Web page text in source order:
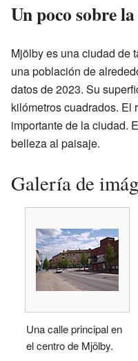
Un poco sobre
Mjölby es una ciudad de
una población de
datos de 2023. Su
kilómetros cuadrados. El
importante de la ciudad.
belleza al paisaje.
Galería de
Una calle principal en
el centro de Mjölby.